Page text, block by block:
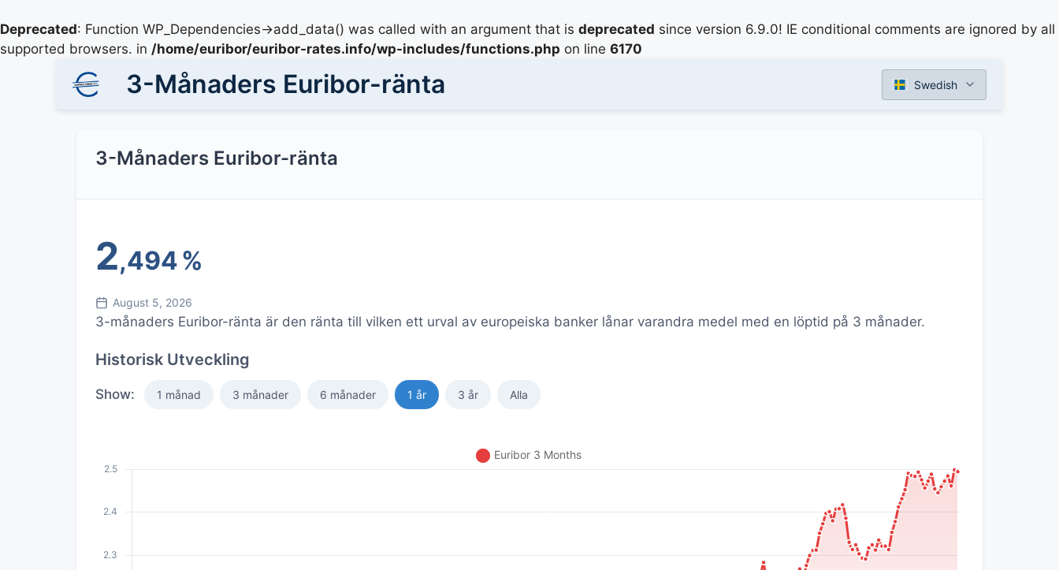
Deprecated: Function WP_Dependencies->add_data() was called with an argument that is deprecated since version 6.9.0! IE conditional comments are ignored by all
supported browsers. in /home/euribor/euribor-rates.info/wp-includes/functions.php on line 6170
3-Månaders Euribor-ränta Swedish
3-Månaders Euribor-ränta
2,494%
August 5, 2026
3-månaders Euribor-ränta är den ränta till vilken ett urval av europeiska banker lånar varandra medel med en löptid på 3 månader.
Historisk Utveckling
Show: 1 månad 3 månader 6 månader 1 år 3 år Alla